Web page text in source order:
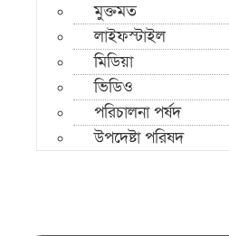
মুক্তমত
লাইফস্টাইল
মিডিয়া
ভিডিও
পরিচালনা পর্ষদ
উপদেষ্টা পরিষদ